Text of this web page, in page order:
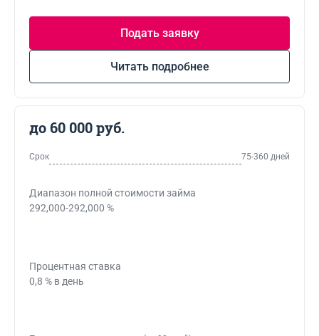
Подать заявку
Читать подробнее
до 60 000 руб.
Срок 75-360 дней
Диапазон полной стоимости займа
292,000-292,000 %
Процентная ставка
0,8 % в день